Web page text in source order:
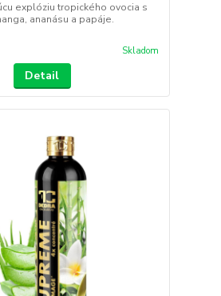
explóziu tropického ovocia s
ananásu a papáje.
Skladom
Detail